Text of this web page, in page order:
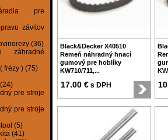
pre
závitov
(36)
záhradné
frézy ) (75)
pre stroje
pre stroje
(5)
(41)
Black&Decker X40510
Remeň náhradný hnací
gumový pre hoblíky
KW710/711,...
17.00 € s DPH